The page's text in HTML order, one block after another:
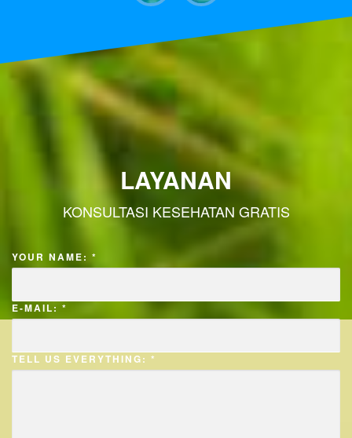
LAYANAN
KONSULTASI KESEHATAN GRATIS
YOUR NAME: *
E-MAIL: *
TELL US EVERYTHING: *